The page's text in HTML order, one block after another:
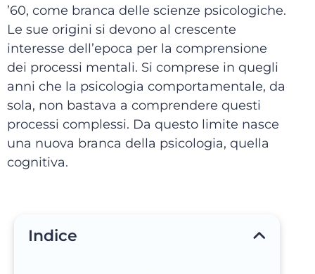
’60, come branca delle scienze psicologiche.
Le sue origini si devono al crescente
interesse dell’epoca per la comprensione
dei processi mentali. Si comprese in quegli
anni che la psicologia comportamentale, da
sola, non bastava a comprendere questi
processi complessi. Da questo limite nasce
una nuova branca della psicologia, quella
cognitiva.
Indice